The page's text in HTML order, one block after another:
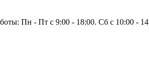
Пн - Пт с 9:00 - 18:00. Сб с 10:00 -